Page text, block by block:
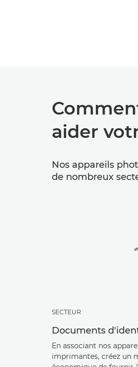
aider
Nos appareils
de nombreux
SECTEUR
Documents
En associant nos
imprimantes, créez un